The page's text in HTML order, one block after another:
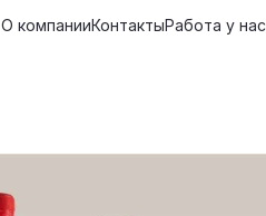
О компанииКонтактыРабота у нас